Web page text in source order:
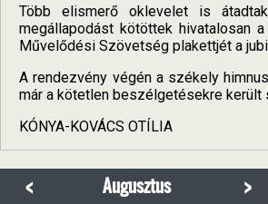
Több elismerő oklevelet is
megállapodást kötöttek hivatalosan
Művelődési Szövetség plakettjét a
A rendezvény végén a székely
már a kötetlen beszélgetésekre került
KÓNYA-KOVÁCS OTÍLIA
< Augusztus >